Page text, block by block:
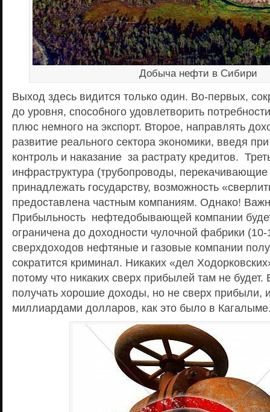
Добыча нефти в Сибири
Выход здесь видится только один. Во-первых,
до уровня, способного удовлетворить
плюс немного на экспорт. Второе, направлять
развитие реального сектора экономики, введя
контроль и наказание за растрату кредитов.
инфраструктура (трубопроводы,
принадлежать государству, возможность
предоставлена частным компаниям. Однако!
Прибыльность нефтедобывающей компании
ограничена до доходности чулочной фабрики
сверхдоходов нефтяные и газовые компании
сократится криминал. Никаких «дел
потому что никаких сверх прибылей там не будет.
получать хорошие доходы, но не сверх прибыли,
миллиардами долларов, как это было в